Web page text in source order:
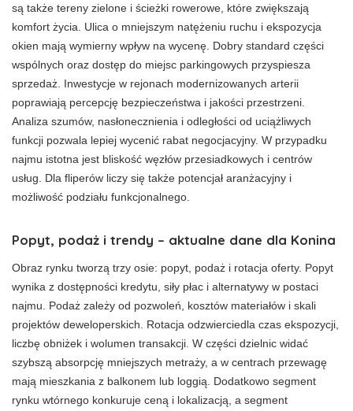
są także tereny zielone i ścieżki rowerowe, które zwiększają
komfort życia. Ulica o mniejszym natężeniu ruchu i ekspozycja
okien mają wymierny wpływ na wycenę. Dobry standard części
wspólnych oraz dostęp do miejsc parkingowych przyspiesza
sprzedaż. Inwestycje w rejonach modernizowanych arterii
poprawiają percepcję bezpieczeństwa i jakości przestrzeni.
Analiza szumów, nasłonecznienia i odległości od uciążliwych
funkcji pozwala lepiej wycenić rabat negocjacyjny. W przypadku
najmu istotna jest bliskość węzłów przesiadkowych i centrów
usług. Dla fliperów liczy się także potencjał aranżacyjny i
możliwość podziału funkcjonalnego.
Popyt, podaż i trendy – aktualne dane dla Konina
Obraz rynku tworzą trzy osie: popyt, podaż i rotacja oferty. Popyt
wynika z dostępności kredytu, siły płac i alternatywy w postaci
najmu. Podaż zależy od pozwoleń, kosztów materiałów i skali
projektów deweloperskich. Rotacja odzwierciedla czas ekspozycji,
liczbę obniżek i wolumen transakcji. W części dzielnic widać
szybszą absorpcję mniejszych metraży, a w centrach przewagę
mają mieszkania z balkonem lub loggią. Dodatkowo segment
rynku wtórnego konkuruje ceną i lokalizacją, a segment